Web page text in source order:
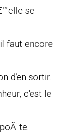
se
faut encore
d'en sortir.
c'est le